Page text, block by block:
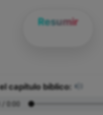
Resumir
capítulo bíblico: